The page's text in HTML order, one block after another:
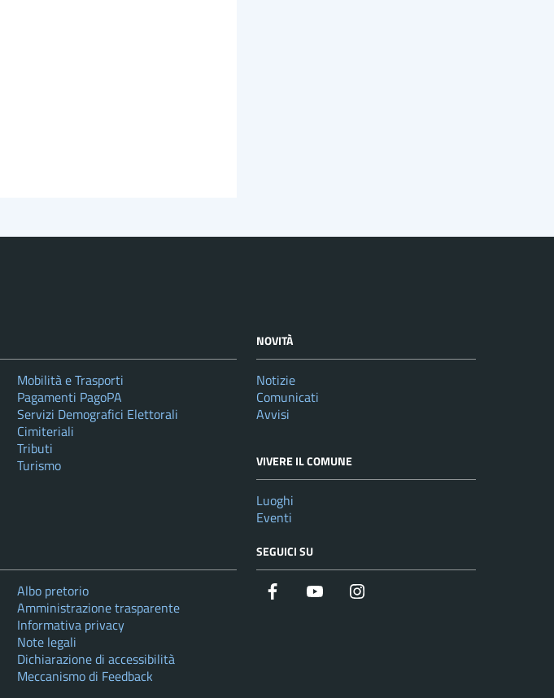
Mobilità e Trasporti
Pagamenti PagoPA
Servizi Demografici Elettorali
Cimiteriali
Tributi
Turismo
NOVITÀ
Notizie
Comunicati
Avvisi
VIVERE IL COMUNE
Luoghi
Eventi
Albo pretorio
Amministrazione trasparente
Informativa privacy
Note legali
Dichiarazione di accessibilità
Meccanismo di Feedback
SEGUICI SU
Facebook YouTube